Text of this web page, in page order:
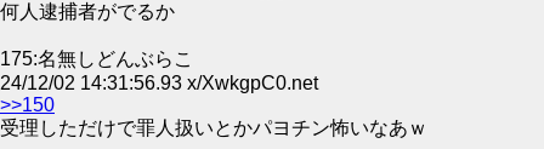
何人逮捕者がでるか
175:名無しどんぶらこ
24/12/02 14:31:56.93 x/XwkgpC0.net
>>150
受理しただけで罪人扱いとかパヨチン怖いなあｗ